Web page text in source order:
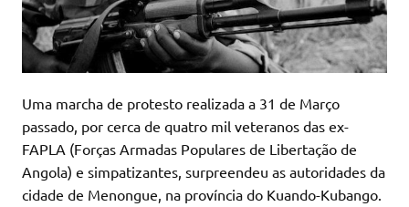
Uma marcha de protesto realizada a 31 de Março
passado, por cerca de quatro mil veteranos das ex-
FAPLA (Forças Armadas Populares de Libertação de
Angola) e simpatizantes, surpreendeu as autoridades da
cidade de Menongue, na província do Kuando-Kubango.